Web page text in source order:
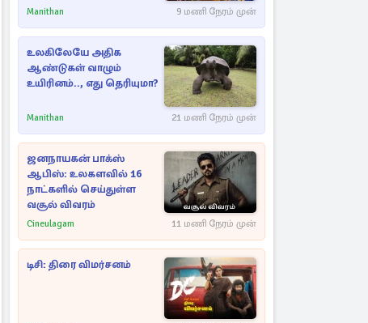
Manithan 9 மணி நேரம் முன்
உலகிலேயே அதிக
ஆண்டுகள் வாழும்
உயிரினம்.., எது தெரியுமா?
Manithan 21 மணி நேரம் முன்
ஜனநாயகன் பாக்ஸ்
ஆபிஸ்: உலகளவில் 16
நாட்களில் செய்துள்ள
வசூல் விவரம்
Cineulagam 11 மணி நேரம் முன்
டிசி: திரை விமர்சனம்